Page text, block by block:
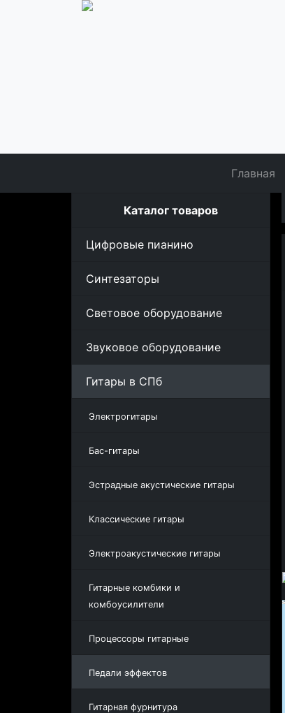
Главная
Каталог товаров
Цифровые пианино
Синтезаторы
Световое оборудование
Звуковое оборудование
Гитары в СПб
Электрогитары
Бас-гитары
Эстрадные акустические гитары
Классические гитары
Электроакустические гитары
Гитарные комбики и
комбоусилители
Процессоры гитарные
Педали эффектов
Гитарная фурнитура